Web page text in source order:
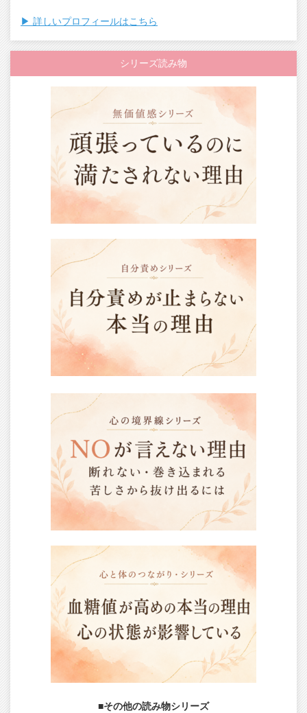
▶︎ 詳しいプロフィールはこちら
シリーズ読み物
■その他の読み物シリーズ